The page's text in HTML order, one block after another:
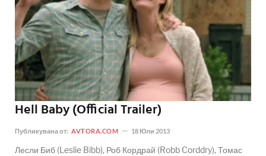
Hell Baby (Official Trailer)
Публикувана от: AVTORA.COM 18 Юли 2013
Лесли Биб (Leslie Bibb), Роб Кордрай (Robb Corddry), Томас